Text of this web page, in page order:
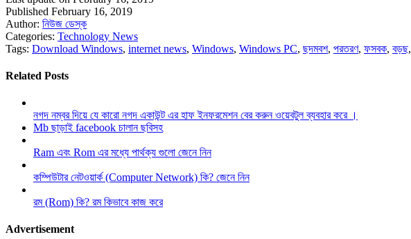
Published February 16, 2019
Author: নিউজ ডেস্ক
Categories: Technology News
Tags: Download Windows, internet news, Windows, Windows PC, ছদমবশ, পরতরণ, ফসবক, বড়ছ,
Related Posts
নগদ নম্বর দিয়ে যে কারো নগদ একাউন্ট এর হাফ ইনফরমেশন বের করুন ওয়েবটুল ব্যবহার করে ।
Mb ছাড়াই facebook চালান ছবিসহ
Ram এবং Rom এর মধ্যে পার্থক্য গুলো জেনে নিন
কম্পিউটার নেটওয়ার্ক (Computer Network) কি? জেনে নিন
রম (Rom) কি? রম কিভাবে কাজ করে
Advertisement